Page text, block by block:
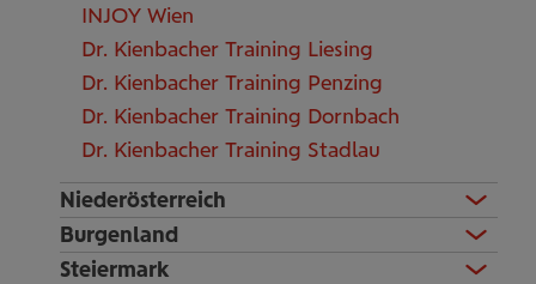
INJOY Wien
Dr. Kienbacher Training Liesing
Dr. Kienbacher Training Penzing
Dr. Kienbacher Training Dornbach
Dr. Kienbacher Training Stadlau
Niederösterreich
Burgenland
Steiermark